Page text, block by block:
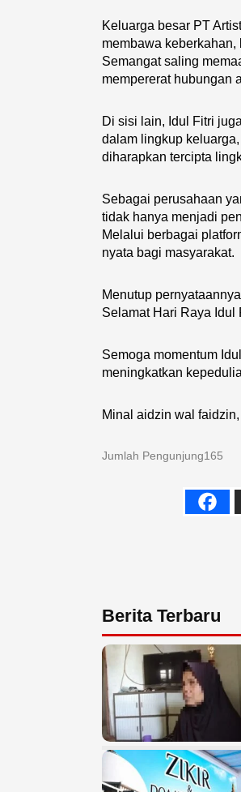
Keluarga besar PT
membawa
Semangat saling
mempererat hubungan
Di sisi lain, Idul Fitri
dalam lingkup
diharapkan tercipta
Sebagai perusahaan
tidak hanya menjadi
Melalui berbagai
nyata bagi masyarakat.
Menutup
Selamat Hari Raya Idul
Semoga momentum
meningkatkan
Minal aidzin wal
Jumlah Pengunjung165
Berita Terbaru